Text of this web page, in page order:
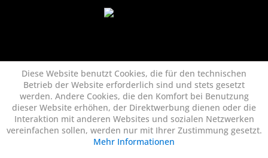
Diese Website benutzt Cookies, die für den technischen
Betrieb der Website erforderlich sind und stets gesetzt
werden. Andere Cookies, die den Komfort bei Benutzung
dieser Website erhöhen, der Direktwerbung dienen oder die
Interaktion mit anderen Websites und sozialen Netzwerken
vereinfachen sollen, werden nur mit Ihrer Zustimmung gesetzt.
Mehr Informationen